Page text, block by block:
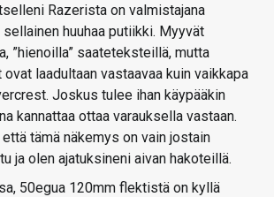
Razerista on valmistajana
sellainen huuhaa putiikki. Myyvät
”hienoilla” saateteksteillä, mutta
laadultaan vastaavaa kuin vaikkapa
Joskus tulee ihan käypääkin
kannattaa ottaa varauksella vastaan.
tämä näkemys on vain jostain
ja olen ajatuksineni aivan hakoteillä.
50egua 120mm flektistä on kyllä